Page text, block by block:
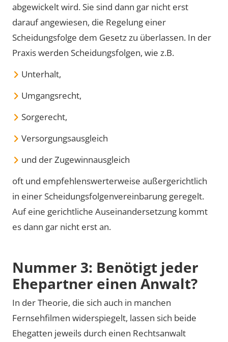
abgewickelt wird. Sie sind dann gar nicht erst
darauf angewiesen, die Regelung einer
Scheidungsfolge dem Gesetz zu überlassen. In der
Praxis werden Scheidungsfolgen, wie z.B.
Unterhalt,
Umgangsrecht,
Sorgerecht,
Versorgungsausgleich
und der Zugewinnausgleich
oft und empfehlenswerterweise außergerichtlich
in einer Scheidungsfolgenvereinbarung geregelt.
Auf eine gerichtliche Auseinandersetzung kommt
es dann gar nicht erst an.
Nummer 3: Benötigt jeder
Ehepartner einen Anwalt?
In der Theorie, die sich auch in manchen
Fernsehfilmen widerspiegelt, lassen sich beide
Ehegatten jeweils durch einen Rechtsanwalt